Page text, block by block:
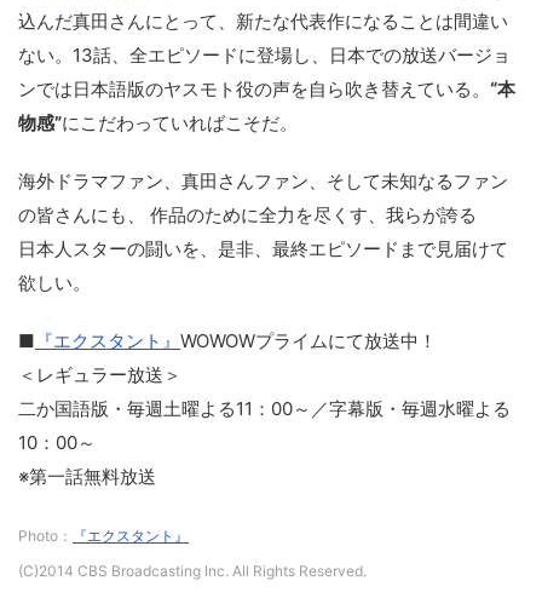
込んだ真田さんにとって、新たな代表作になることは間違い
ない。13話、全エピソードに登場し、日本での放送バージョ
ンでは日本語版のヤスモト役の声を自ら吹き替えている。 “本
物感”にこだわっていればこそだ。
海外ドラマファン、真田さんファン、そして未知なるファン
の皆さんにも、 作品のために全力を尽くす、我らが誇る
日本人スターの闘いを、是非、最終エピソードまで見届けて
欲しい。
■ 『エクスタント』 WOWOWプライムにて放送中！
＜レギュラー放送＞
二か国語版・毎週土曜よる11：00～／字幕版・毎週水曜よる
10：00～
※第一話無料放送
Photo：
『エクスタント』
(C)2014 CBS Broadcasting Inc. All Rights Reserved.